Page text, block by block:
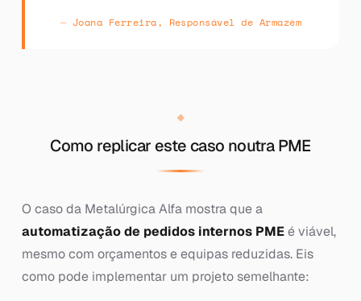
Joana Ferreira, Responsável de Armazém
Como replicar este caso noutra PME
O caso da Metalúrgica Alfa mostra que a
automatização de pedidos internos PMEé viável,
mesmo com orçamentos e equipas reduzidas. Eis
como pode implementar um projeto semelhante: